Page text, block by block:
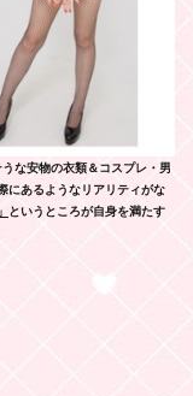
な安物の衣類＆コスプレ・男
にあるようなリアリティがな
というところが自身を満たす